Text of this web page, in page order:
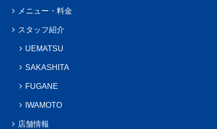
メニュー・料金
スタッフ紹介
UEMATSU
SAKASHITA
FUGANE
IWAMOTO
店舗情報